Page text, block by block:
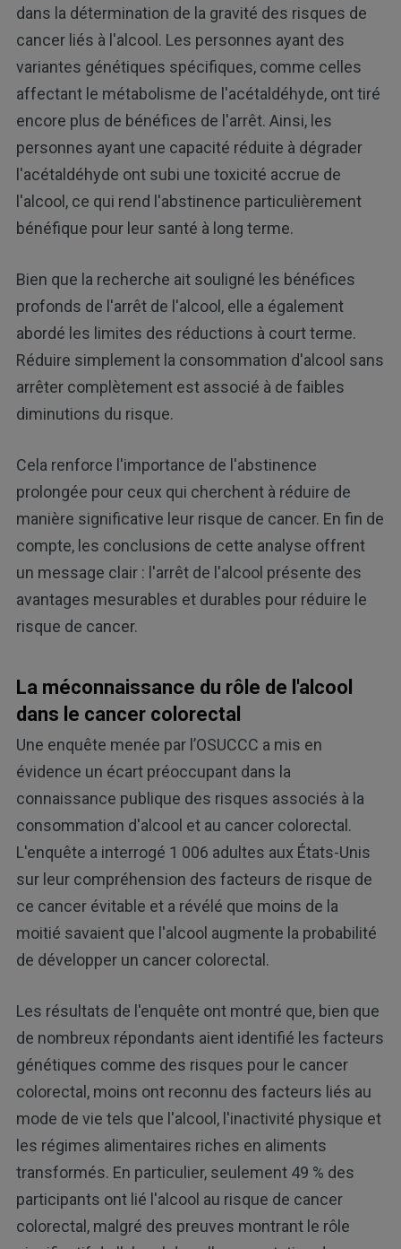
dans la détermination de la gravité des risques de
cancer liés à l'alcool. Les personnes ayant des
variantes génétiques spécifiques, comme celles
affectant le métabolisme de l'acétaldéhyde, ont tiré
encore plus de bénéfices de l'arrêt. Ainsi, les
personnes ayant une capacité réduite à dégrader
l'acétaldéhyde ont subi une toxicité accrue de
l'alcool, ce qui rend l'abstinence particulièrement
bénéfique pour leur santé à long terme.
Bien que la recherche ait souligné les bénéfices
profonds de l'arrêt de l'alcool, elle a également
abordé les limites des réductions à court terme.
Réduire simplement la consommation d'alcool sans
arrêter complètement est associé à de faibles
diminutions du risque.
Cela renforce l'importance de l'abstinence
prolongée pour ceux qui cherchent à réduire de
manière significative leur risque de cancer. En fin de
compte, les conclusions de cette analyse offrent
un message clair : l'arrêt de l'alcool présente des
avantages mesurables et durables pour réduire le
risque de cancer.
La méconnaissance du rôle de l'alcool
dans le cancer colorectal
Une enquête menée par l’OSUCCC a mis en
évidence un écart préoccupant dans la
connaissance publique des risques associés à la
consommation d'alcool et au cancer colorectal.
L'enquête a interrogé 1 006 adultes aux États-Unis
sur leur compréhension des facteurs de risque de
ce cancer évitable et a révélé que moins de la
moitié savaient que l'alcool augmente la probabilité
de développer un cancer colorectal.
Les résultats de l'enquête ont montré que, bien que
de nombreux répondants aient identifié les facteurs
génétiques comme des risques pour le cancer
colorectal, moins ont reconnu des facteurs liés au
mode de vie tels que l'alcool, l'inactivité physique et
les régimes alimentaires riches en aliments
transformés. En particulier, seulement 49 % des
participants ont lié l'alcool au risque de cancer
colorectal, malgré des preuves montrant le rôle